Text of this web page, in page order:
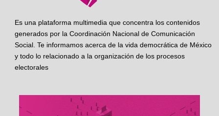
Es una plataforma multimedia que concentra los contenidos
generados por la Coordinación Nacional de Comunicación
Social. Te informamos acerca de la vida democrática de México
y todo lo relacionado a la organización de los procesos
electorales